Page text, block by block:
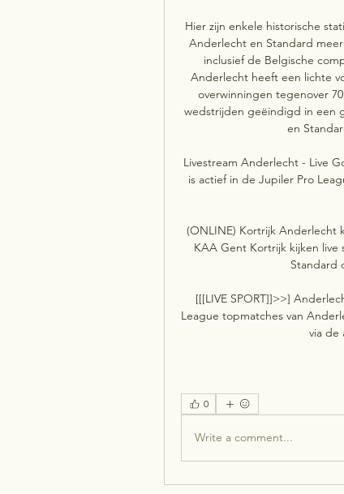
Hier zijn enkele historische
Anderlecht en Standard
inclusief de Belgische
Anderlecht heeft een lichte
overwinningen tegenover
wedstrijden geëindigd in een
en
Livestream Anderlecht - Live
is actief in de Jupiler Pro
(ONLINE) Kortrijk Anderlecht
KAA Gent Kortrijk kijken
Standard
[[[LIVE SPORT]]>>]
League topmatches van
via de
0
Write a comment...